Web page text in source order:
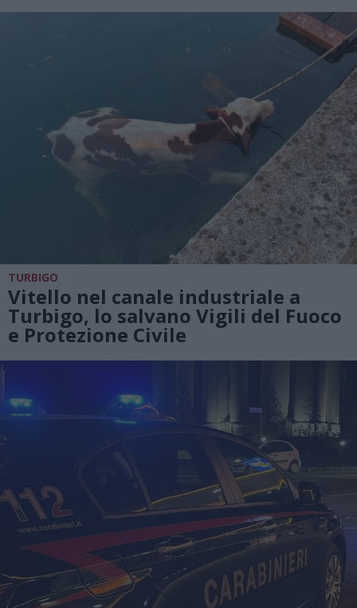
TURBIGO
Vitello nel canale industriale a
Turbigo, lo salvano Vigili del Fuoco
e Protezione Civile